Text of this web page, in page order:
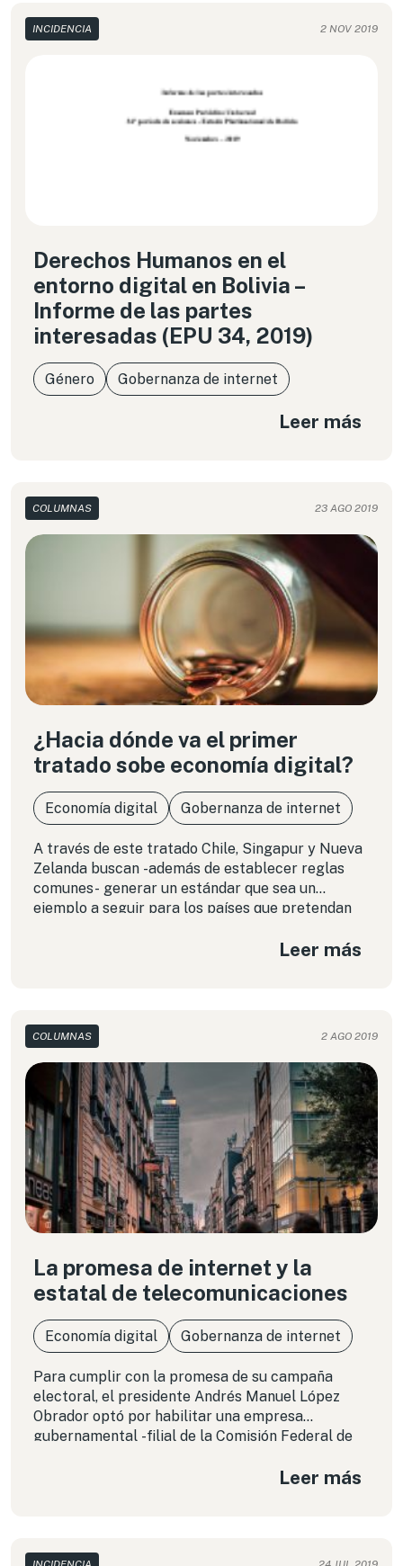
INCIDENCIA 2 NOV 2019
Derechos Humanos en el
entorno digital en Bolivia –
Informe de las partes
interesadas (EPU 34, 2019)
Género Gobernanza de internet
Leer más
COLUMNAS 23 AGO 2019
¿Hacia dónde va el primer
tratado sobe economía digital?
Economía digital Gobernanza de internet
A través de este tratado Chile, Singapur y Nueva
Zelanda buscan -además de establecer reglas
comunes- generar un estándar que sea un
ejemplo a seguir para los países que pretendan
Leer más
COLUMNAS 2 AGO 2019
La promesa de internet y la
estatal de telecomunicaciones
Economía digital Gobernanza de internet
Para cumplir con la promesa de su campaña
electoral, el presidente Andrés Manuel López
Obrador optó por habilitar una empresa
gubernamental -filial de la Comisión Federal de
“CFE Telecomunicaciones e Internet para Todos”
Leer más